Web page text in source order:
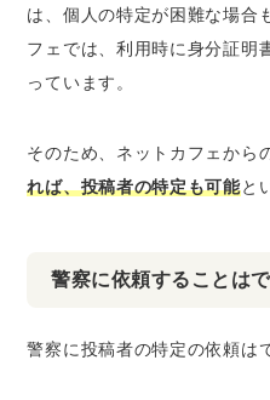
は、個人の特定が困難な場合
フェでは、 利用時に身分証明
っています。
そのため、ネットカフェから
れば、投稿者の特定も可能と
警察に依頼することは
警察に投稿者の特定の依頼は